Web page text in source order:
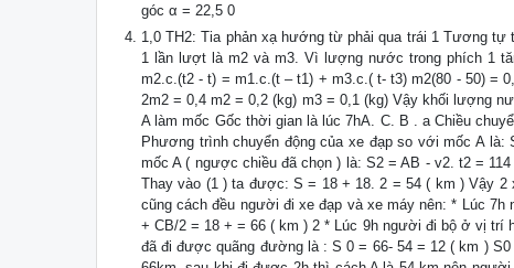
góc α = 22,5 0
1,0 TH2: Tia phản xạ hướng từ phải qua trái 1 Tương
1 lần lượt là m2 và m3. Vì lượng nước trong phích 1
m2.c.(t2 - t) = m1.c.(t – t1) + m3.c.( t- t3) m2(80 - 50) =
2m2 = 0,4 m2 = 0,2 (kg) m3 = 0,1 (kg) Vậy khối lượng
A làm mốc Gốc thời gian là lúc 7hA. C. B . a Chiều
Phương trình chuyển động của xe đạp so với mốc A
mốc A ( ngược chiều đã chọn ) là: S2 = AB - v2. t2 =
Thay vào (1 ) ta được: S = 18 + 18. 2 = 54 ( km ) Vậy
cũng cách đều người đi xe đạp và xe máy nên: * Lúc
+ CB/2 = 18 + = 66 ( km ) 2 * Lúc 9h người đi bộ ở vị trí
đã đi được quãng đường là : S 0 = 66- 54 = 12 ( km )